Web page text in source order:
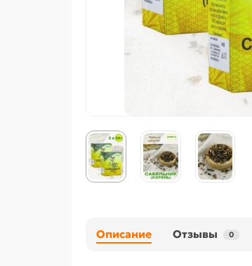
Описание Отзывы 0